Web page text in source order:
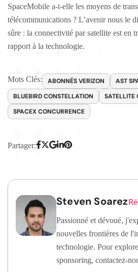
SpaceMobile a-t-elle les moyens de
télécommunications ? L’avenir nous le
sûre : la connectivité par satellite est en
rapport à la technologie.
Mots Clés: ABONNÉS VERIZON
AST
BLUEBIRD CONSTELLATION
SATELLITE
SPACEX CONCURRENCE
Partager:
Steven Soarez
Passionné et dévoué,
nouvelles frontières de
technologie. Pour
sponsoring, contactez-